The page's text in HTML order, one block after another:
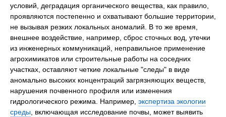
условий, деградация органического вещества, как правило,
проявляются постепенно и охватывают большие территории,
не вызывая резких локальных аномалий. В то же время,
внешнее воздействие, например, сброс сточных вод, утечки
из инженерных коммуникаций, неправильное применение
агрохимикатов или строительные работы на соседних
участках, оставляют четкие локальные "следы" в виде
аномально высоких концентраций загрязняющих веществ,
нарушения почвенного профиля или изменения
гидрологического режима. Например, экспертиза экологии
среды, включающая исследование почвы, может выявить